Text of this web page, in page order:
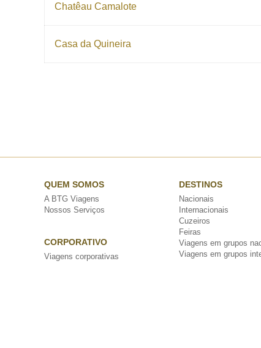
Chatêau Camalote
Casa da Quineira
QUEM SOMOS
A BTG Viagens
Nossos Serviços
CORPORATIVO
Viagens corporativas
DESTINOS
Nacionais
Internacionais
Cuzeiros
Feiras
Viagens em grupos
Viagens em grupos